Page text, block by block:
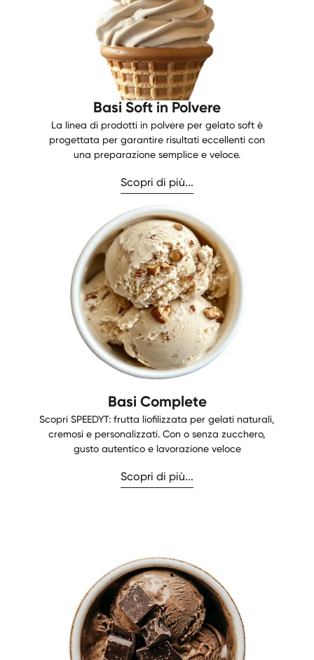
Basi Soft in Polvere
La linea di prodotti in polvere per gelato soft è
progettata per garantire risultati eccellenti con
una preparazione semplice e veloce.
Scopri di più...
Basi Complete
Scopri SPEEDYT: frutta liofilizzata per gelati naturali,
cremosi e personalizzati. Con o senza zucchero,
gusto autentico e lavorazione veloce
Scopri di più...